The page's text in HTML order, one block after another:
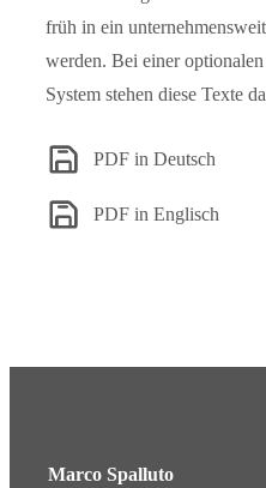
früh in ein
werden. Bei einer
System stehen diese Texte
PDF in Deutsch
PDF in Englisch
Marco Spalluto